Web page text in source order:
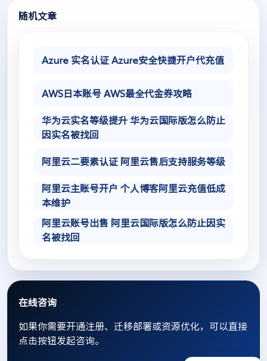
随机文章
Azure 实名认证 Azure安全快捷开户代充值
AWS日本账号 AWS最全代金券攻略
华为云实名等级提升 华为云国际版怎么防止
因实名被找回
阿里云二要素认证 阿里云售后支持服务等级
阿里云主账号开户 个人博客阿里云充值低成
本维护
阿里云账号出售 阿里云国际版怎么防止因实
名被找回
在线咨询
如果你需要开通注册、迁移部署或资源优化，可以直接
点击按钮发起咨询。